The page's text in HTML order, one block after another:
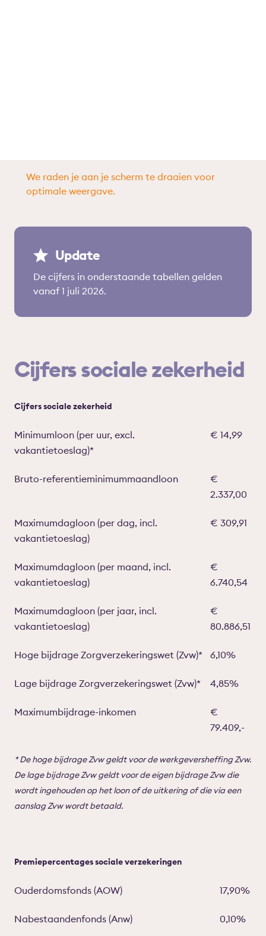
We raden je aan je scherm te draaien voor
optimale weergave.
Update
De cijfers in onderstaande tabellen gelden
vanaf 1 juli 2026.
Cijfers sociale zekerheid
Cijfers sociale zekerheid
Minimumloon (per uur, excl.
vakantietoeslag)*
€ 14,99
Bruto-referentieminimummaandloon
€
2.337,00
Maximumdagloon (per dag, incl.
vakantietoeslag)
€ 309,91
Maximumdagloon (per maand, incl.
vakantietoeslag)
€
6.740,54
Maximumdagloon (per jaar, incl.
vakantietoeslag)
€
80.886,51
Hoge bijdrage Zorgverzekeringswet (Zvw)* 6,10%
Lage bijdrage Zorgverzekeringswet (Zvw)* 4,85%
Maximumbijdrage-inkomen
€
79.409,-
* De hoge bijdrage Zvw geldt voor de werkgeversheffing Zvw.
De lage bijdrage Zvw geldt voor de eigen bijdrage Zvw die
wordt ingehouden op het loon of de uitkering of die via een
aanslag Zvw wordt betaald.
Premiepercentages sociale verzekeringen
Ouderdomsfonds (AOW) 17,90%
Nabestaandenfonds (Anw) 0,10%